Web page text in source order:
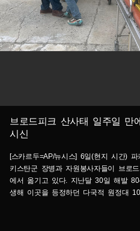
브로드피크 산사태 일주일 만
시신
[스카르두=AP/뉴시스] 6일(현지 시간)
키스탄군 장병과 자원봉사자들이 브로
에서 옮기고 있다. 지난달 30일 해발
생해 이곳을 등정하던 다국적 원정대